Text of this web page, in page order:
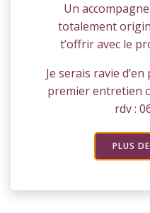
Un
totalement
t’offrir avec le
Je serais ravie
premier entretien
rdv :
PLUS